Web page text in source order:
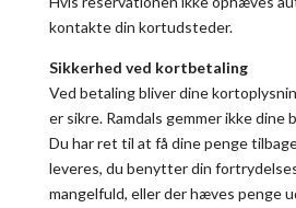
kontakte din kortudsteder.
Sikkerhed ved kortbetaling
Ved betaling bliver dine
er sikre. Ramdals gemmer ikke dine
Du har ret til at få dine penge
leveres, du benytter din
mangelfuld, eller der hæves penge